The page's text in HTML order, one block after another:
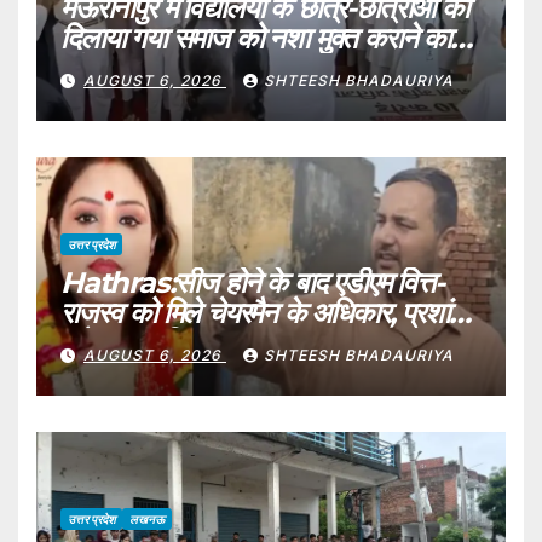
मऊरानीपुर में विद्यालयों के छात्र-छात्राओं को
दिलाया गया समाज को नशा मुक्त कराने का
संकल्प
AUGUST 6, 2026 SHTEESH BHADAURIYA
उत्तर प्रदेश
Hathras:सीज होने के बाद एडीएम वित्त-
राजस्व को मिले चेयरमैन के अधिकार, प्रशांत
बने नगर पालिका हाथरस प्रशासक – Adm
Finance-revenue Gets The
Powers Of Hathras Municipal
Chairman
AUGUST 6, 2026 SHTEESH BHADAURIYA
उत्तर प्रदेश लखनऊ